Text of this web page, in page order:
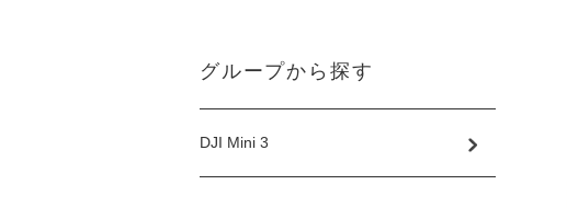
グループから探す
DJI Mini 3